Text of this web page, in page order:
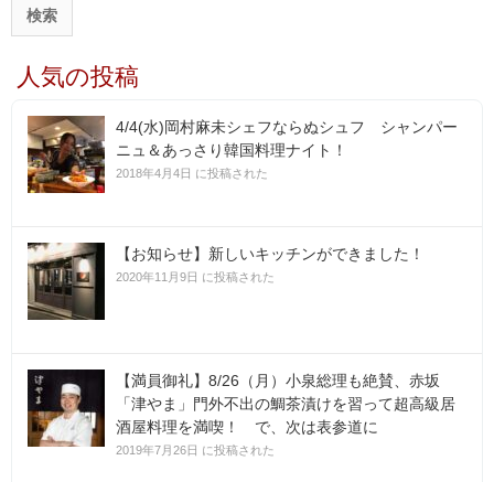
人気の投稿
4/4(水)岡村麻未シェフならぬシュフ シャンパー
ニュ＆あっさり韓国料理ナイト！
2018年4月4日 に投稿された
【お知らせ】新しいキッチンができました！
2020年11月9日 に投稿された
【満員御礼】8/26（月）小泉総理も絶賛、赤坂
「津やま」門外不出の鯛茶漬けを習って超高級居
酒屋料理を満喫！ で、次は表参道に
2019年7月26日 に投稿された